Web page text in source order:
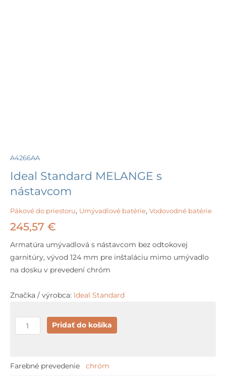
A4266AA
Ideal Standard MELANGE s
nástavcom
Pákové do priestoru, Umývadlové batérie, Vodovodné batérie
245,57 €
Armatúra umývadlová s nástavcom bez odtokovej
garnitúry, vývod 124 mm pre inštaláciu mimo umývadlo
na dosku v prevedení chróm
Značka / výrobca: Ideal Standard
množstvo
Ideal
Pridať do košíka
Farebné prevedenie chróm